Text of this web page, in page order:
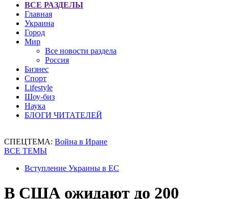
ВСЕ РАЗДЕЛЫ
Главная
Украина
Город
Мир
Все новости раздела
Россия
Бизнес
Спорт
Lifestyle
Шоу-биз
Наука
БЛОГИ ЧИТАТЕЛЕЙ
СПЕЦТЕМА: Война в Иране
ВСЕ ТЕМЫ
Вступление Украины в ЕС
В США ожидают до 200